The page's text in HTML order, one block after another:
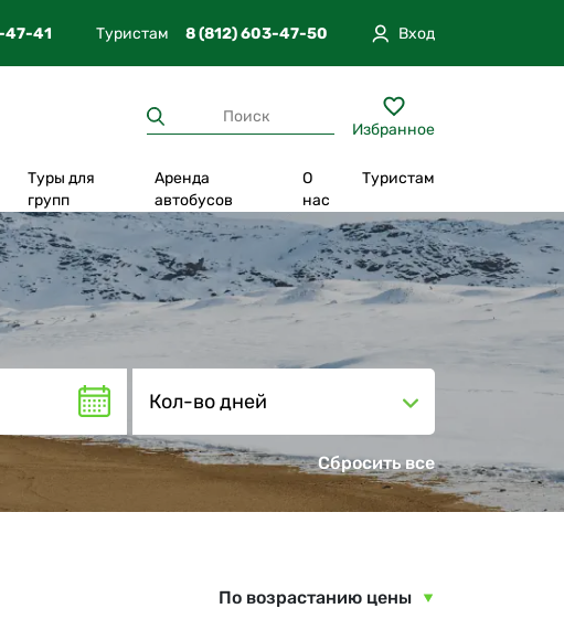
47-41 Туристам 8 (812) 603-47-50 Вход
Избранное
Отпуск в Карелии
Прогулки по экотропам
Отдых в глэмпинге
Уникальная программа
Повышенный комфорт
Интересно с детьми
Активные развлечения
Новгород
Русса
Устюг
Из Москвы
Из Санкт-Петербурга
Из Сортавала
Из Екатеринбурга
Туры для
групп
Аренда
автобусов
О
нас
Туристам
Кол-во дней
Сбросить все
По возрастанию цены